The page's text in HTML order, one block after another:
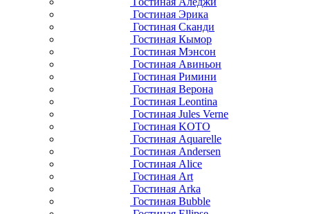
Гостиная Эрика
Гостиная Сканди
Гостиная Кымор
Гостиная Мэнсон
Гостиная Авиньон
Гостиная Римини
Гостиная Верона
Гостиная Leontina
Гостиная Jules Verne
Гостиная KOTO
Гостиная Aquarelle
Гостиная Andersen
Гостиная Alice
Гостиная Art
Гостиная Arka
Гостиная Bubble